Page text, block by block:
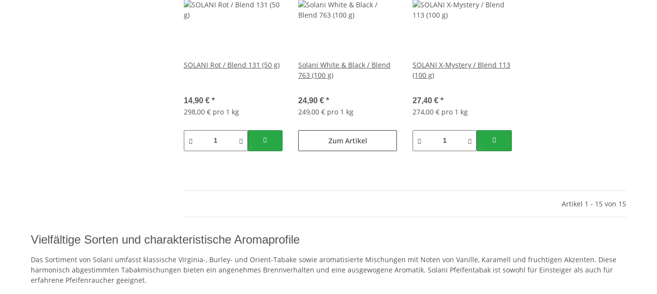
SOLANI Rot / Blend 131 (50 g)
14,90 € *
298,00 € pro 1 kg
Solani White & Black / Blend
763 (100 g)
24,90 € *
249,00 € pro 1 kg
Zum Artikel
SOLANI X-Mystery / Blend 113
(100 g)
27,40 €*
274,00 € pro 1 kg
Artikel 1 - 15 von 15
Vielfältige Sorten und charakteristische Aromaprofile
Das Sortiment von Solani umfasst klassische Virginia-, Burley- und Orient-Tabake sowie aromatisierte Mischungen mit Noten von Vanille, Karamell und fruchtigen Akzenten. Diese
harmonisch abgestimmten Tabakmischungen bieten ein angenehmes Brennverhalten und eine ausgewogene Aromatik. Solani Pfeifentabak ist sowohl für Einsteiger als auch für
erfahrene Pfeifenraucher geeignet.